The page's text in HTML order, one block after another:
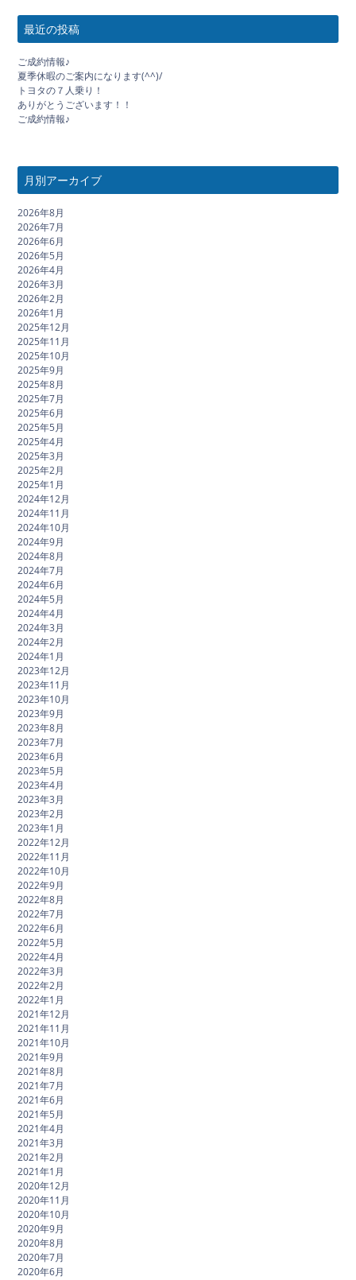
最近の投稿
ご成約情報♪
夏季休暇のご案内になります(^^)/
トヨタの７人乗り！
ありがとうございます！！
ご成約情報♪
月別アーカイブ
2026年8月
2026年7月
2026年6月
2026年5月
2026年4月
2026年3月
2026年2月
2026年1月
2025年12月
2025年11月
2025年10月
2025年9月
2025年8月
2025年7月
2025年6月
2025年5月
2025年4月
2025年3月
2025年2月
2025年1月
2024年12月
2024年11月
2024年10月
2024年9月
2024年8月
2024年7月
2024年6月
2024年5月
2024年4月
2024年3月
2024年2月
2024年1月
2023年12月
2023年11月
2023年10月
2023年9月
2023年8月
2023年7月
2023年6月
2023年5月
2023年4月
2023年3月
2023年2月
2023年1月
2022年12月
2022年11月
2022年10月
2022年9月
2022年8月
2022年7月
2022年6月
2022年5月
2022年4月
2022年3月
2022年2月
2022年1月
2021年12月
2021年11月
2021年10月
2021年9月
2021年8月
2021年7月
2021年6月
2021年5月
2021年4月
2021年3月
2021年2月
2021年1月
2020年12月
2020年11月
2020年10月
2020年9月
2020年8月
2020年7月
2020年6月